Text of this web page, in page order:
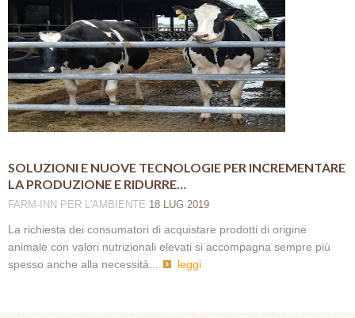
SOLUZIONI E NUOVE TECNOLOGIE PER INCREMENTARE
LA PRODUZIONE E RIDURRE…
FARM-INN PER L'AMBIENTE 18 LUG 2019
La richiesta dei consumatori di acquistare prodotti di origine
animale con valori nutrizionali elevati si accompagna sempre più
spesso anche alla necessità...
leggi